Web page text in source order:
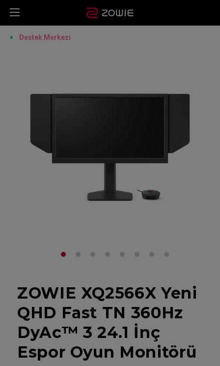
Destek Merkezi
ZOWIE XQ2566X Yeni
QHD Fast TN 360Hz
DyAc™ 3 24.1 İnç
Espor Oyun Monitörü